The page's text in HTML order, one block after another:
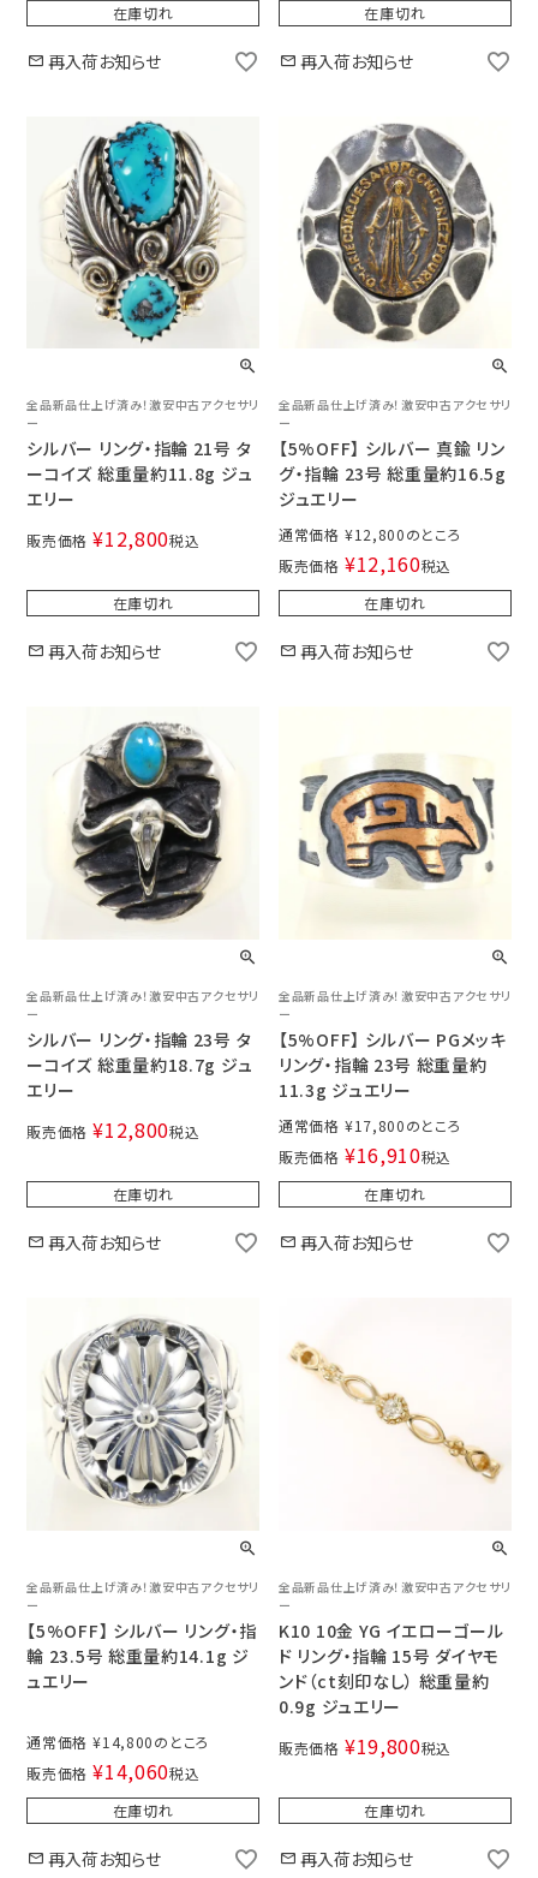
在庫切れ
再入荷お知らせ
在庫切れ
再入荷お知らせ
全品新品仕上げ済み！激安中古アクセサリ
ー
シルバー リング・指輪 21号 タ
ーコイズ 総重量約11.8g ジュ
エリー
販売価格 ¥12,800税込
在庫切れ
再入荷お知らせ
全品新品仕上げ済み！激安中古アクセサリ
ー
【5%OFF】 シルバー 真鍮 リン
グ・指輪 23号 総重量約16.5g
ジュエリー
通常価格 ¥12,800
販売価格 ¥12,160税込
在庫切れ
再入荷お知らせ
全品新品仕上げ済み！激安中古アクセサリ
ー
シルバー リング・指輪 23号 タ
ーコイズ 総重量約18.7g ジュ
エリー
販売価格 ¥12,800税込
在庫切れ
再入荷お知らせ
全品新品仕上げ済み！激安中古アクセサリ
ー
【5%OFF】 シルバー PGメッキ
リング・指輪 23号 総重量約
11.3g ジュエリー
通常価格 ¥17,800
販売価格 ¥16,910税込
在庫切れ
再入荷お知らせ
全品新品仕上げ済み！激安中古アクセサリ
ー
【5%OFF】 シルバー リング・指
輪 23.5号 総重量約14.1g ジ
ュエリー
通常価格 ¥14,800
販売価格 ¥14,060税込
在庫切れ
再入荷お知らせ
全品新品仕上げ済み！激安中古アクセサリ
ー
K10 10金 YG イエローゴール
ド リング・指輪 15号 ダイヤモ
ンド（ct刻印なし） 総重量約
0.9g ジュエリー
販売価格 ¥19,800税込
在庫切れ
再入荷お知らせ